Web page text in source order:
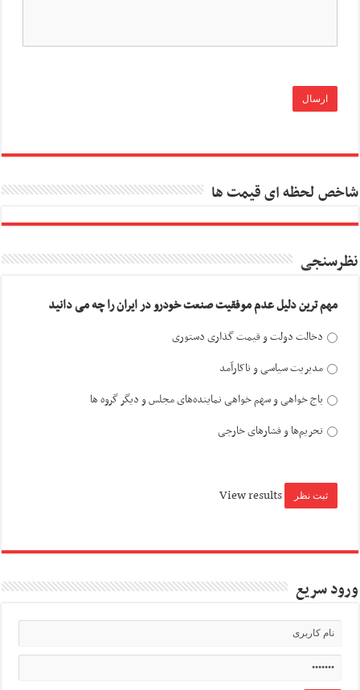
شاخص لحظه ای قیمت ها
نظرسنجی
مهم ترین دلیل عدم موفقیت صنعت خودرو در ایران را چه می دانید
دخالت دولت و قیمت گذاری دستوری
مدیریت سیاسی و ناکارآمد
باج خواهی و سهم خواهی نماینده‌های مجلس و دیگر گروه ها
تحریم‌ها و فشارهای خارجی
View results
ورود سریع